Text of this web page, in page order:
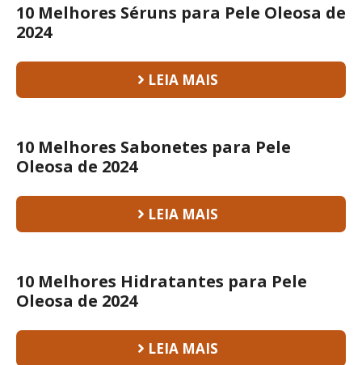
10 Melhores Séruns para Pele Oleosa de
2024
LEIA MAIS
10 Melhores Sabonetes para Pele
Oleosa de 2024
LEIA MAIS
10 Melhores Hidratantes para Pele
Oleosa de 2024
LEIA MAIS